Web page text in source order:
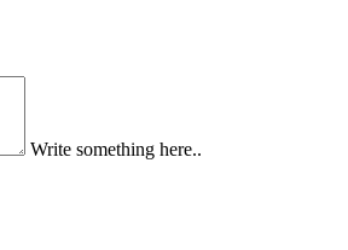
Write something here..